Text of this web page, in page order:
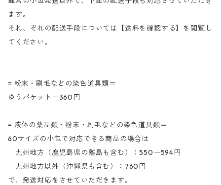
ます。
それ、ぞれの配送手段については【送料を確認する】を閲覧し
てください。
= 粉末・刷毛などの染色道具類＝
ゆうパケットー360円
= 液体の薬品類・粉末・刷毛などの染色道具類＝
60サイズの小包で対応できる商品の場合は
九州地方（鹿児島県の離島も含む）：550ー594円
九州地方以外（沖縄県も含む）：760円
で、発送対応をさせていただきます。